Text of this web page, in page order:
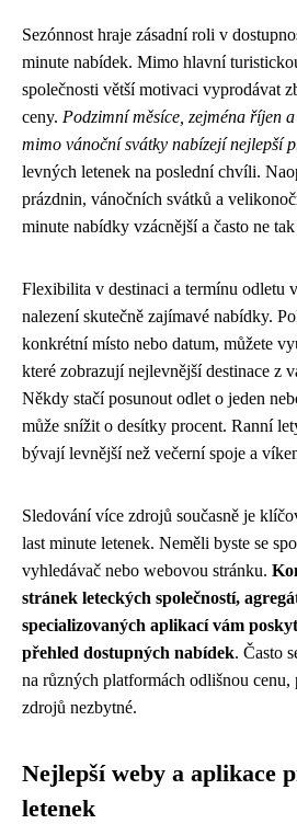
Sezónnost hraje zásadní roli v
minute nabídek. Mimo hlavní
společnosti větší motivaci vyprodávat
ceny. Podzimní měsíce, zejména říjen
mimo vánoční svátky nabízejí nejlepší
levných letenek na poslední chvíli.
prázdnin, vánočních svátků a
minute nabídky vzácnější a často ne
Flexibilita v destinaci a termínu odletu
nalezení skutečně zajímavé nabídky.
konkrétní místo nebo datum, můžete
které zobrazují nejlevnější destinace z
Někdy stačí posunout odlet o jeden
může snížit o desítky procent. Ranní
bývají levnější než večerní spoje a
Sledování více zdrojů současně je
last minute letenek. Neměli byste se
vyhledávač nebo webovou stránku.
stránek leteckých společností,
specializovaných aplikací vám
přehled dostupných nabídek. Často
na různých platformách odlišnou
zdrojů nezbytné.
Nejlepší weby a aplikace
letenek